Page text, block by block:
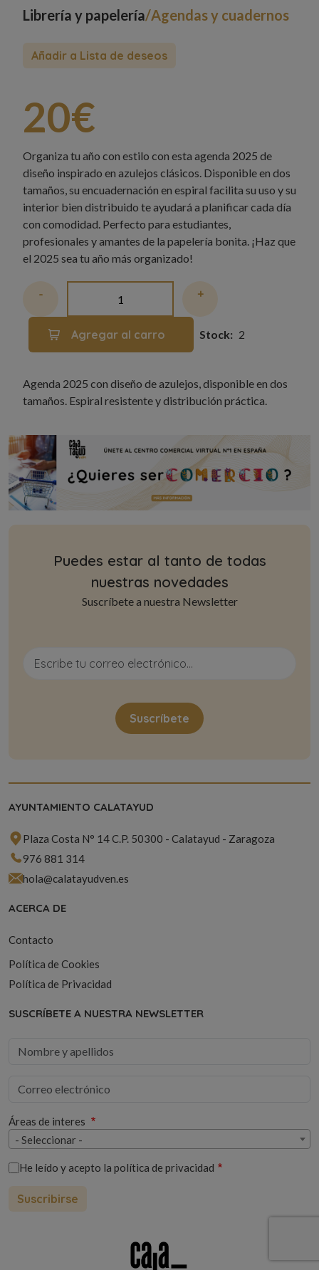
Librería y papelería/Agendas y cuadernos
20€
Organiza tu año con estilo con esta agenda 2025 de
diseño inspirado en azulejos clásicos. Disponible en dos
tamaños, su encuadernación en espiral facilita su uso y su
interior bien distribuido te ayudará a planificar cada día
con comodidad. Perfecto para estudiantes,
profesionales y amantes de la papelería bonita. ¡Haz que
el 2025 sea tu año más organizado!
- +
Stock 2
Agenda 2025 con diseño de azulejos, disponible en dos
tamaños. Espiral resistente y distribución práctica.
Puedes estar al tanto de todas
nuestras novedades
Suscríbete a nuestra Newsletter
AYUNTAMIENTO CALATAYUD
Plaza Costa N° 14 C.P. 50300 - Calatayud - Zaragoza
976 881 314
hola@calatayudven.es
ACERCA DE
Contacto
Política de Cookies
Política de Privacidad
SUSCRÍBETE A NUESTRA NEWSLETTER
Áreas de interes
- Seleccionar -
He leído y acepto la política de privacidad